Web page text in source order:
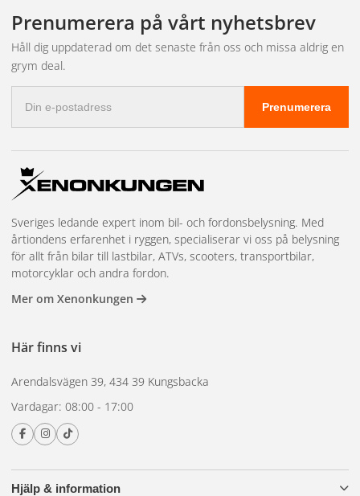
fakturabetalning, mängdrabatter, en dedikerad kundansvarig och
prioriterad lagerreservation på högvolymsartiklar. Vi har även
showroom i Kungsbacka för demonstrationer och teknisk
rådgivning. Läs mer och kom igång på
Prenumerera på vårt nyhetsbrev
Håll dig uppdaterad om det senaste från oss och missa aldrig en
grym deal.
postadress
Prenumerera
Hjälp & information
Sveriges ledande expert inom bil- och fordonsbelysning. Med
årtiondens erfarenhet i ryggen, specialiserar vi oss på belysning
för allt från bilar till lastbilar, ATVs, scooters, transportbilar,
motorcyklar och andra fordon.
Mer om Xenonkungen
Här finns vi
Arendalsvägen 39, 434 39 Kungsbacka
Vardagar: 08:00 - 17:00